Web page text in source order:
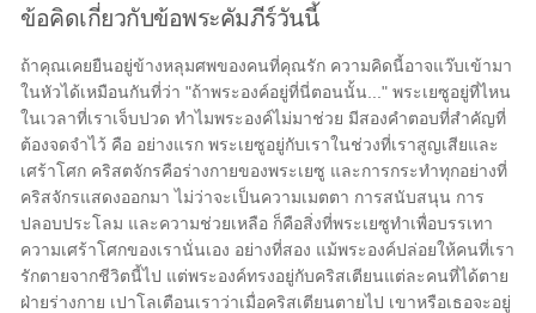
ข้อคิดเกี่ยวกับข้อพระคัมภีร์วันนี้
ถ้าคุณเคยยืนอยู่ข้างหลุมศพของคนที่คุณรัก ความคิดนี้อาจแว๊บเข้ามา
ในหัวได้เหมือนกันที่ว่า "ถ้าพระองค์อยู่ที่นี่ตอนนั้น..." พระเยซูอยู่ที่ไหน
ในเวลาที่เราเจ็บปวด ทำไมพระองค์ไม่มาช่วย มีสองคำตอบที่สำคัญที่
ต้องจดจำไว้ คือ อย่างแรก พระเยซูอยู่กับเราในช่วงที่เราสูญเสียและ
เศร้าโศก คริสตจักรคือร่างกายของพระเยซู และการกระทำทุกอย่างที่
คริสจักรแสดงออกมา ไม่ว่าจะเป็นความเมตตา การสนับสนุน การ
ปลอบประโลม และความช่วยเหลือ ก็คือสิ่งที่พระเยซูทำเพื่อบรรเทา
ความเศร้าโศกของเรานั่นเอง อย่างที่สอง แม้พระองค์ปล่อยให้คนที่เรา
รักตายจากชีวิตนี้ไป แต่พระองค์ทรงอยู่กับคริสเตียนแต่ละคนที่ได้ตาย
ฝ่ายร่างกาย เปาโลเตือนเราว่าเมื่อคริสเตียนตายไป เขาหรือเธอจะอยู่